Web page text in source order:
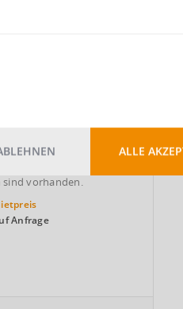
von ca. 5.000 m²
vorhanden.
Anfrage
ALLE